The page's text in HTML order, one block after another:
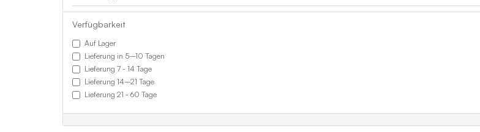
Verfügbarkeit
Auf Lager
Lieferung in 5–10 Tagen
Lieferung 7 - 14 Tage
Lieferung 14–21 Tage
Lieferung 21 - 60 Tage